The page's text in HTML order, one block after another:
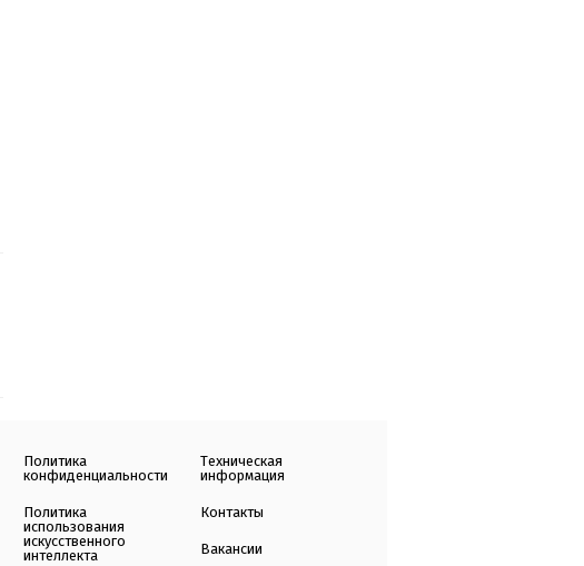
Политика
конфиденциальности
Политика
использования
искусственного
интеллекта
Техническая
информация
Контакты
Вакансии